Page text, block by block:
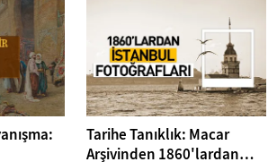
Tarihe Tanıklık: Macar
Arşivinden 1860'lardan